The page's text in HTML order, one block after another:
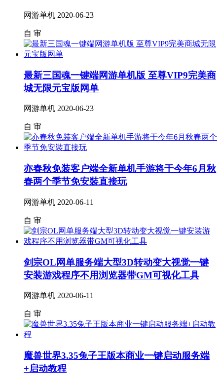
网游单机 2020-06-23
自 审
最新三国魂一键端网游单机版 至尊VIP9完美商
城无限元宝版网单
网游单机 2020-06-23
自 审
亦春秋免装客户端全新单机手游将于今年6月秋
春两个季节免安裝直接玩
网游单机 2020-06-11
自 审
剑宗OL网单服务端大型3D转动变大视觉一键
安装游戏程序不用浏览器带GM可视化工具
网游单机 2020-06-11
自 审
魔兽世界3.35兔子王版本商业一键启动服务端
+启动教程